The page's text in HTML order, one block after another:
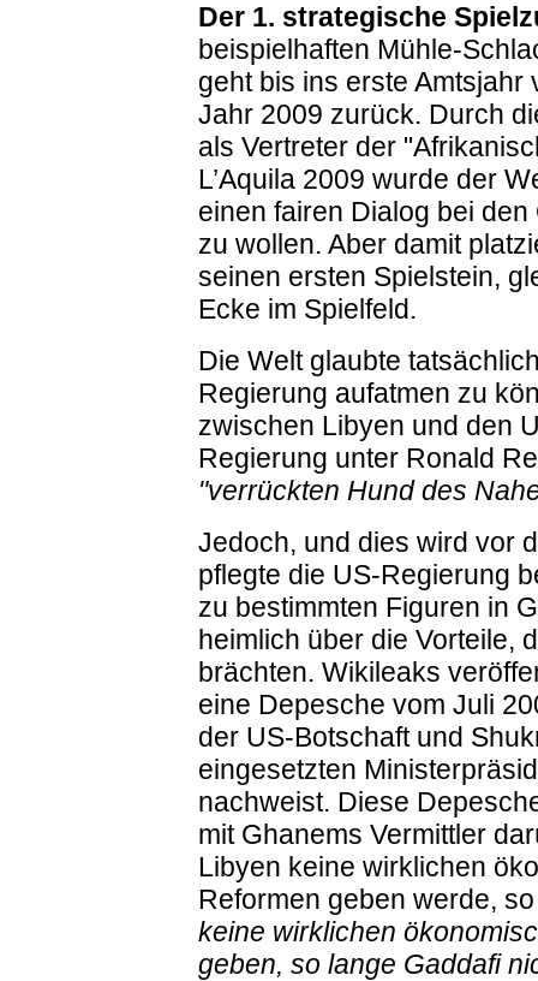
Der 1. strategische
beispielhaften Mühle-
geht bis ins erste
Jahr 2009 zurück. Durch
als Vertreter der
L’Aquila 2009 wurde der
einen fairen Dialog bei
zu wollen. Aber damit
seinen ersten Spielstein,
Ecke im Spielfeld.
Die Welt glaubte
Regierung aufatmen zu
zwischen Libyen und den
Regierung unter Ronald
"verrückten Hund des
Jedoch, und dies wird vor
pflegte die US-Regierung
zu bestimmten Figuren in
heimlich über die Vorteile,
brächten. Wikileaks
eine Depesche vom Juli
der US-Botschaft und
eingesetzten
nachweist. Diese
mit Ghanems Vermittler
Libyen keine wirklichen
Reformen geben werde,
keine wirklichen
geben, so lange Gaddafi